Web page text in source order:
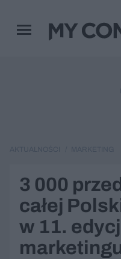
Menu główne
3 000
całej
w 11.